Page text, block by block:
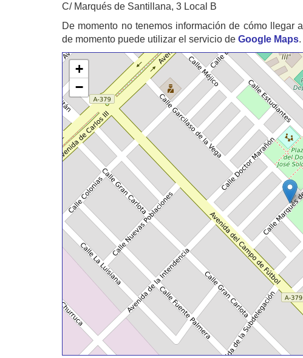
C/ Marqués de Santillana, 3 Local B
De momento no tenemos información de cómo llegar a
de momento puede utilizar el servicio de Google Maps.
+
−